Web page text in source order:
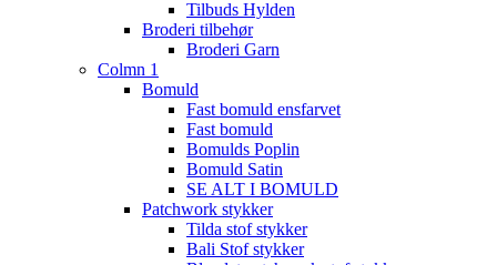
Tilbuds Hylden
Broderi tilbehør
Broderi Garn
Colmn 1
Bomuld
Fast bomuld ensfarvet
Fast bomuld
Bomulds Poplin
Bomuld Satin
SE ALT I BOMULD
Patchwork stykker
Tilda stof stykker
Bali Stof stykker